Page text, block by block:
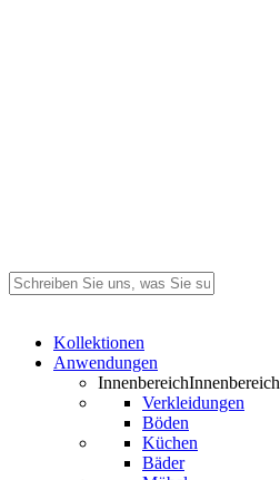
Search
Menü
Kollektionen
Anwendungen
InnenbereichInnenbereich
Verkleidungen
Böden
Küchen
Bäder